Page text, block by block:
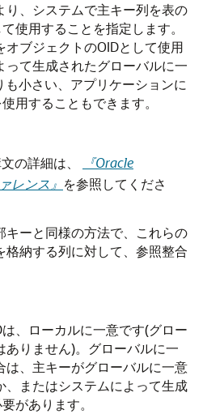
り、システムで主キー列を表の
使用することを指定します。
オブジェクトのOIDとして使用
て生成されたグローバルに一
小さい、アプリケーションに
用することもできます。
の詳細は、
『Oracle
レンス』 を参照してくださ
キーと同様の方法で、これらの
納する列に対して、参照整合
、ローカルに一意です(グロー
りません)。グローバルに一
は、主キーがグローバルに一意
、またはシステムによって生成
があります。